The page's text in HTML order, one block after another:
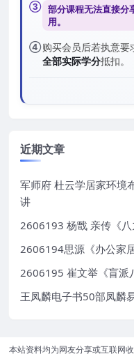
③ 部分课程无法直接分
用。
④购买会员后若执意要
全部实际学分抵扣。
近期文章
军师府 杜云学居家环境
讲
2606193 杨戬 亲传《
2606194思源《办公家
2606195 崔文举《盲派
王凤麟电子书50部凤麟
本站资料均为网友分享或互联网